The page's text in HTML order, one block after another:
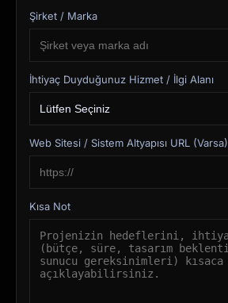
Şirket / Marka
İhtiyaç Duyduğunuz Hizmet / İlgi Alanı
Web Sitesi / Sistem Altyapısı URL (Varsa)
Kısa Not